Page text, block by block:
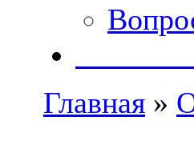
Главная »